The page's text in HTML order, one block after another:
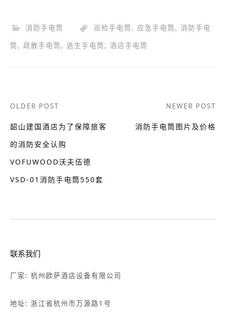
消防手电筒 巡检手电筒, 应急手电筒, 消防手电
筒, 疏散手电筒, 逃生手电筒, 酒店手电筒
Post
navigation
OLDER POST
韶山建国酒店为了保障旅客
的消防安全认购
VOFUWOOD沃夫伍德
VSD-01消防手电筒550套
NEWER POST
消防手电筒图片及价格
联系我们
厂家: 杭州欧萨酒店设备有限公司
地址: 浙江省杭州市万源路1号